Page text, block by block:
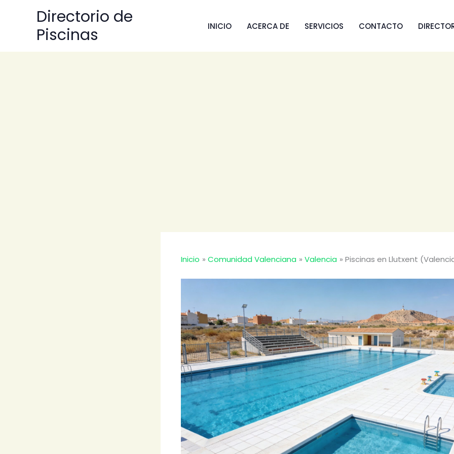
Directorio de
Piscinas
INICIO ACERCA DE SERVICIOS CONTACTO
Inicio Comunidad Valenciana Valencia Piscinas en Llutxent